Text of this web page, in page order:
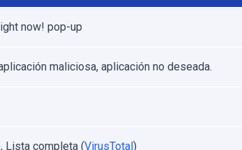
now! pop-up
maliciosa, aplicación no deseada.
Lista completa (VirusTotal)